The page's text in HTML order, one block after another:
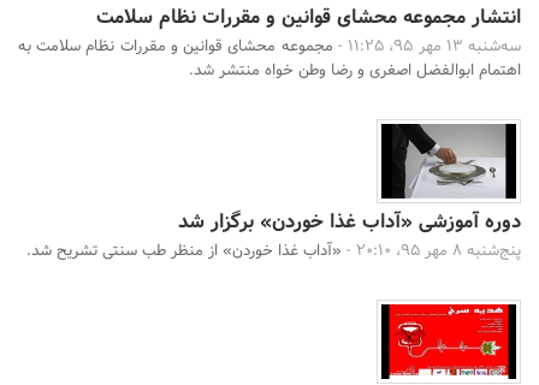
انتشار مجموعه محشای قوانین و مقررات نظام سلامت
سه‌شنبه 13 مهر 95، 11:25 -
مجموعه محشای قوانین و مقررات نظام سلامت به
اهتمام ابوالفضل اصغری و رضا وطن خواه منتشر شد.
دوره آموزشی «آداب غذا خوردن» برگزار شد
پنج‌شنبه 8 مهر 95، 20:10 - «آداب غذا خوردن» از منظر طب سنتی تشریح شد.